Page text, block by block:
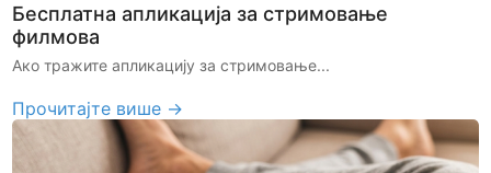
Бесплатна апликација за стримовање
филмова
Ако тражите апликацију за стримовање...
Прочитајте више →